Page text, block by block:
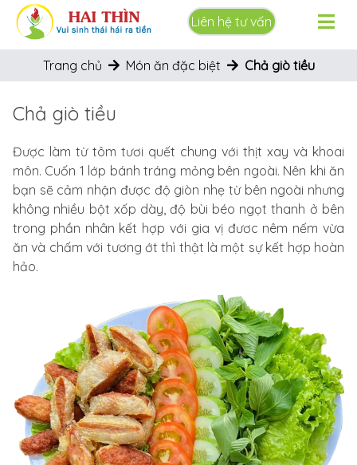
Liên hệ tư vấn
Trang chủ Món ăn đặc biệt Chả giò tiều
Chả giò tiều
Được làm từ tôm tươi quết chung với thịt xay và khoai
môn. Cuốn 1 lớp bánh tráng mỏng bên ngoài. Nên khi ăn
bạn sẽ cảm nhận được độ giòn nhẹ từ bên ngoài nhưng
không nhiều bột xốp dày, độ bùi béo ngọt thanh ở bên
trong phần nhân kết hợp với gia vị đươc nêm nếm vừa
ăn và chấm với tương ớt thì thật là một sự kết hợp hoàn
hảo.